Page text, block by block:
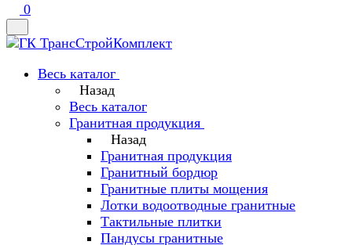
0
Весь каталог
Назад
Весь каталог
Гранитная продукция
Назад
Гранитная продукция
Гранитный бордюр
Гранитные плиты мощения
Лотки водоотводные гранитные
Тактильные плитки
Пандусы гранитные